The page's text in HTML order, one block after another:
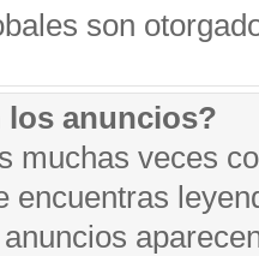
son
los anuncios?
muchas veces
encuentras